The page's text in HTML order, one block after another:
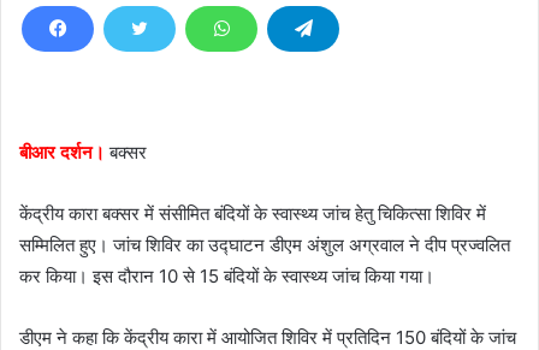
d
बीआर दर्शन। बक्सर
केंद्रीय कारा बक्सर में संसीमित बंदियों के स्वास्थ्य जांच हेतु चिकित्सा शिविर में
सम्मिलित हुए। जांच शिविर का उद्घाटन डीएम अंशुल अग्रवाल ने दीप प्रज्वलित
कर किया। इस दौरान 10 से 15 बंदियों के स्वास्थ्य जांच किया गया।
डीएम ने कहा कि केंद्रीय कारा में आयोजित शिविर में प्रतिदिन 150 बंदियों के जांच